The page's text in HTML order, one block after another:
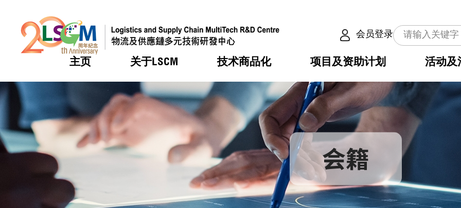
会员登录
主页 关于LSCM
热门
LSCM 动向
机构简介
愿景及使命
服务范畴
组织架构
组织架构
董事局
研究顾问
技术商品化
热门
LSCM 动向
服务
可获授权之技术
应用于公共服务之创新技术
重点项目
项目及资助计划
热门
LSCM 动向
合作计划
研发重点
资助计划
资助计划
税务优惠
申请
评审
活动及
热门
LSCM 动向
活动
LSCM 动向
业界活动
奖项
新闻中心
媒体报导
新闻稿
热门
LSCM 动向
会籍及服务
登记会籍
会员列表
会员登入 会籍